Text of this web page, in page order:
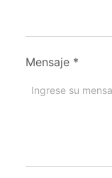
Mensaje *